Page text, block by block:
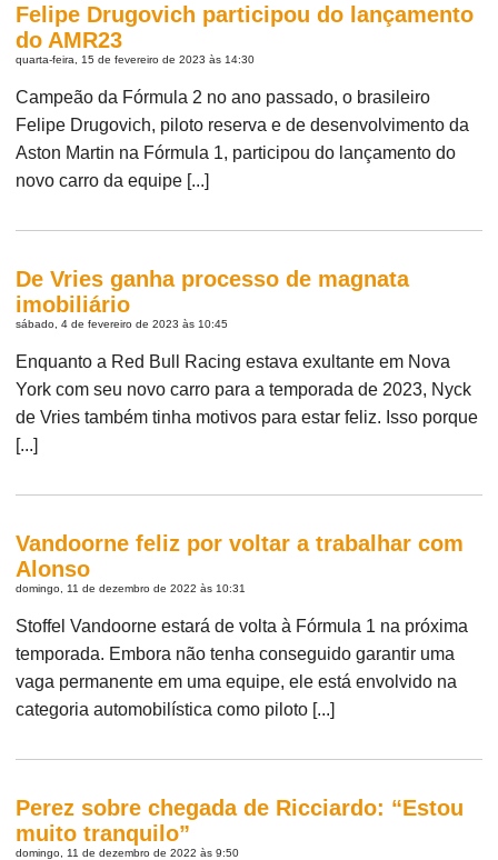
Felipe Drugovich participou do lançamento
do AMR23
quarta-feira, 15 de fevereiro de 2023 às 14:30
Campeão da Fórmula 2 no ano passado, o brasileiro
Felipe Drugovich, piloto reserva e de desenvolvimento da
Aston Martin na Fórmula 1, participou do lançamento do
novo carro da equipe [...]
De Vries ganha processo de magnata
imobiliário
sábado, 4 de fevereiro de 2023 às 10:45
Enquanto a Red Bull Racing estava exultante em Nova
York com seu novo carro para a temporada de 2023, Nyck
de Vries também tinha motivos para estar feliz. Isso porque
[...]
Vandoorne feliz por voltar a trabalhar com
Alonso
domingo, 11 de dezembro de 2022 às 10:31
Stoffel Vandoorne estará de volta à Fórmula 1 na próxima
temporada. Embora não tenha conseguido garantir uma
vaga permanente em uma equipe, ele está envolvido na
categoria automobilística como piloto [...]
Perez sobre chegada de Ricciardo: “Estou
muito tranquilo”
domingo, 11 de dezembro de 2022 às 9:50